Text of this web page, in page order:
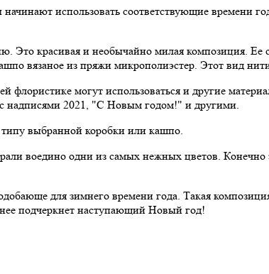
использовать соответствующие времени
Это красивая и необычайно милая композиция.
вязаное из пряжи микрополиэстер. Этот вид
флористике могут использоваться и другие
надписями 2021, "С Новым годом!" и другими.
типу выбранной коробки или кашпо.
воедино одни из самых нежных цветов. Конечно
для зимнего времени года. Такая
подчеркнет наступающий Новый год!